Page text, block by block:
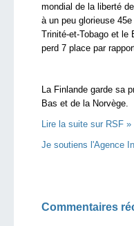
mondial de la liberté
à un peu glorieuse
Trinité-et-Tobago et le
perd 7 place par
La Finlande garde sa
Bas et de la Norvège.
Lire la suite sur RSF »
Je soutiens l'Agence
Commentaires